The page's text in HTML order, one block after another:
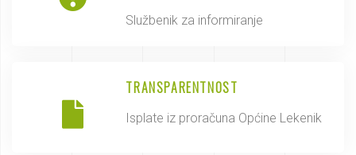
Službenik za informiranje
TRANSPARENTNOST
Isplate iz proračuna Općine Lekenik